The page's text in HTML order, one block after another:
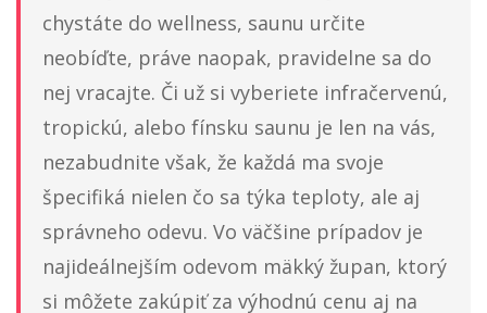
chystáte do wellness, saunu určite
neobíďte, práve naopak, pravidelne sa do
nej vracajte. Či už si vyberiete infračervenú,
tropickú, alebo fínsku saunu je len na vás,
nezabudnite však, že každá ma svoje
špecifiká nielen čo sa týka teploty, ale aj
správneho odevu. Vo väčšine prípadov je
najideálnejším odevom mäkký župan, ktorý
si môžete zakúpiť za výhodnú cenu aj na